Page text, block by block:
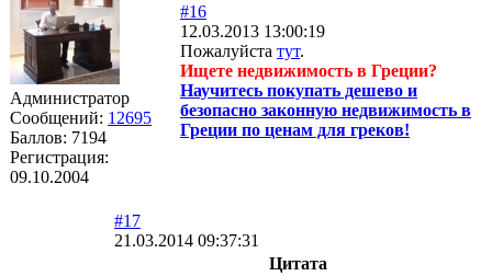
Администратор
Сообщений: 12695
Баллов: 7194
Регистрация:
09.10.2004
#16
12.03.2013 13:00:19
Пожалуйста тут.
Ищете недвижимость в Греции?
Научитесь покупать дешево и
безопасно законную недвижимость в
Греции по ценам для греков!
#17
21.03.2014 09:37:31
Цитата